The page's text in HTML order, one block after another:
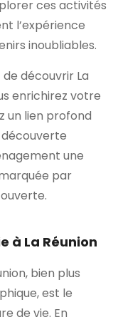
ces activités
l’expérience
inoubliables.
découvrir La
enrichirez votre
un lien profond
une
par
à La Réunion
bien plus
est le
de vie. En